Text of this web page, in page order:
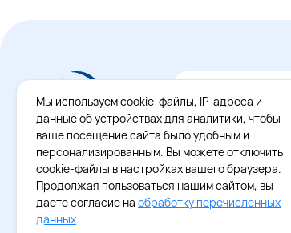
Официальное
Восток - Запад
Наведите камеру и
бесплатное
Мы используем cookie-файлы, IP-адреса и
данные об устройствах для аналитики, чтобы
ваше посещение сайта было удобным и
персонализированным. Вы можете отключить
cookie-файлы в настройках вашего браузера.
Продолжая пользоваться нашим сайтом, вы
даете согласие на обработку перечисленных
данных.